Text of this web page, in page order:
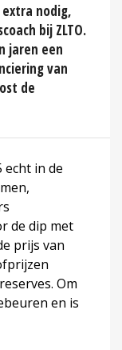
nodig,
bij ZLTO.
jaren een
van
de
echt in de
de dip met
prijs van
Om
en is